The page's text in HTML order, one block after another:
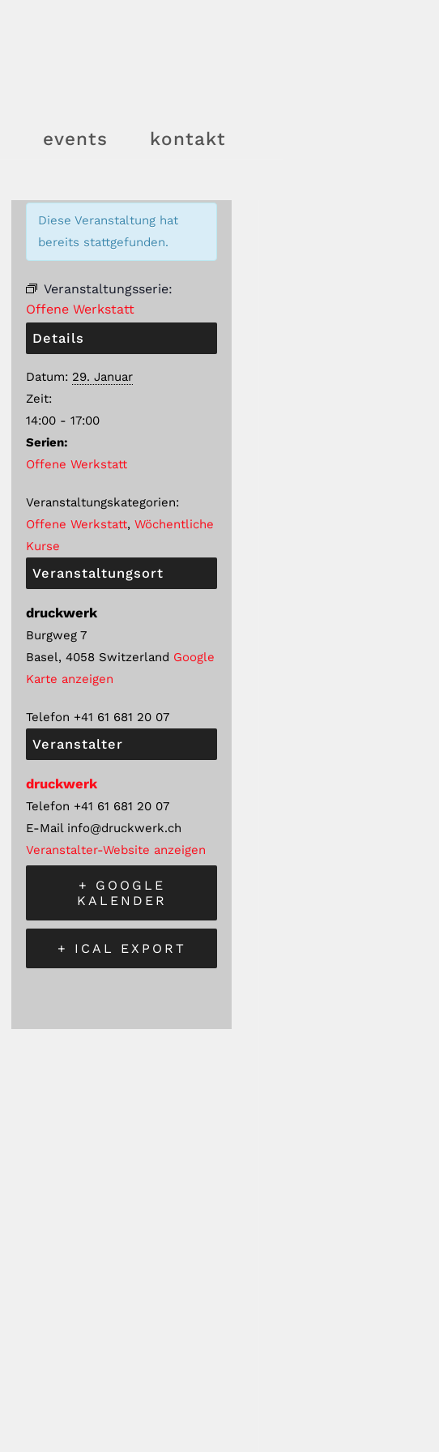
events kontakt
Diese Veranstaltung hat
bereits stattgefunden.
Veranstaltungsserie:
Offene Werkstatt
Details
Datum: 29. Januar
Zeit:
14:00 - 17:00
Serien:
Offene Werkstatt
Veranstaltungskategorien:
Offene Werkstatt,Wöchentliche
Kurse
Veranstaltungsort
druckwerk
Burgweg 7
Basel, 4058 Switzerland Google
Karte anzeigen
Telefon +41 61 681 20 07
Veranstalter
druckwerk
Telefon +41 61 681 20 07
E-Mail info@druckwerk.ch
Veranstalter-Website anzeigen
+ GOOGLE
KALENDER
+ ICAL EXPORT